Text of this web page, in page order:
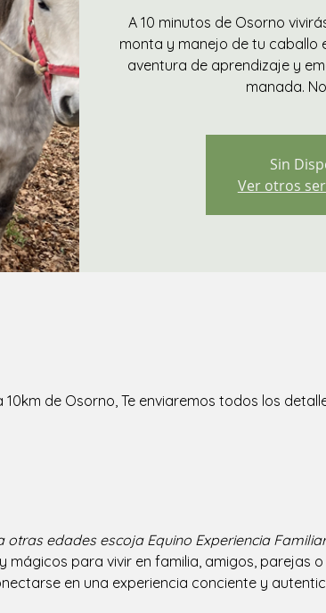
A 10 minutos de Osorno
monta y manejo de tu caballo
aventura de aprendizaje y
manada.
Sin
Ver otros
10km de Osorno, Te enviaremos todos los
otras edades escoja Equino Experiencia
mágicos para vivir en familia, amigos, parejas
en una experiencia conciente y